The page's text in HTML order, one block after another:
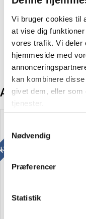
Vi bruger cookies til
at vise dig
vores trafik. Vi deler
hjemmeside med
kan kombinere
givet dem, eller som
tjenester.
Nødvendig
Præferencer
Statistik
Oprindelsesland:
Andre kunder
mere og spar
15 stk